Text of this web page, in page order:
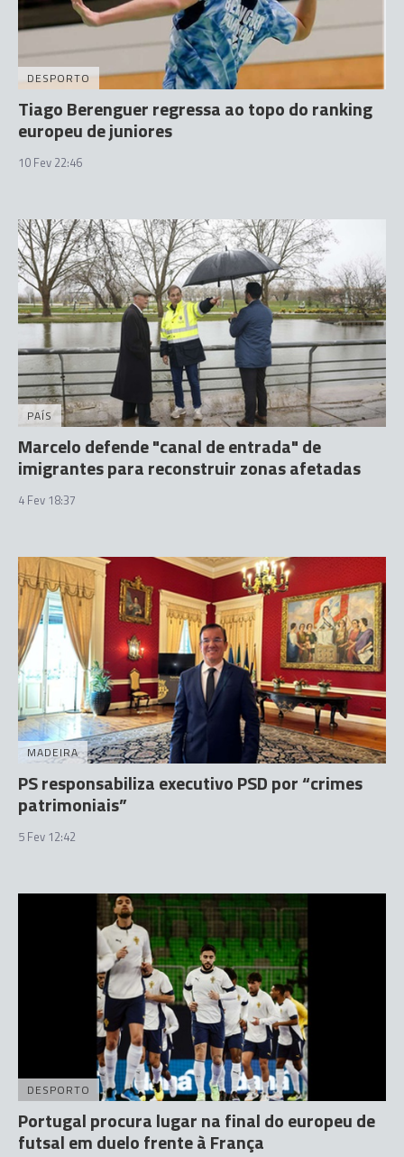
DESPORTO
Tiago Berenguer regressa ao topo do ranking
europeu de juniores
10 Fev 22:46
PAÍS
Marcelo defende "canal de entrada" de
imigrantes para reconstruir zonas afetadas
4 Fev 18:37
MADEIRA
PS responsabiliza executivo PSD por “crimes
patrimoniais”
5 Fev 12:42
DESPORTO
Portugal procura lugar na final do europeu de
futsal em duelo frente à França